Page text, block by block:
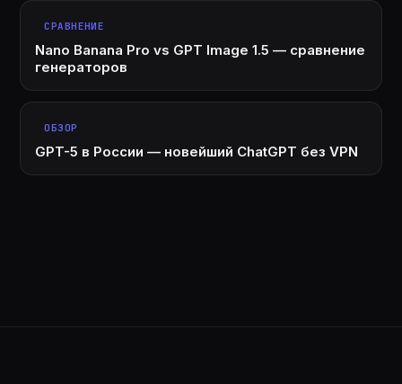
СРАВНЕНИЕ
Nano Banana Pro vs GPT Image 1.5 — сравнение
генераторов
ОБЗОР
GPT-5 в России — новейший ChatGPT без VPN